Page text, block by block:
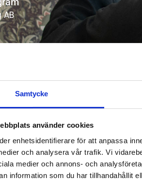
Samtycke
använder cookies
enhetsidentifierare för att anpassa
och analysera vår trafik. Vi
medier och annons- och
information som du har tillhandahållit
AB